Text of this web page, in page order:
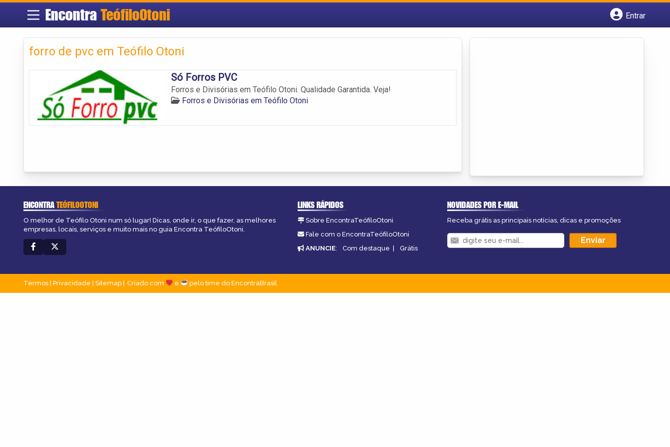
Encontra TeófiloOtoni
Entrar
forro de pvc em Teófilo Otoni
Só Forros PVC
Forros e Divisórias em Teófilo Otoni. Qualidade Garantida. Veja!
Forros e Divisórias em Teófilo Otoni
ENCONTRATEÓFILOOTONI
O melhor de Teófilo Otoni num só lugar! Dicas, onde ir, o que fazer, as melhores
empresas, locais, serviços e muito mais no guia Encontra TeófiloOtoni.
LINKS RÁPIDOS
Sobre EncontraTeófiloOtoni
Fale com o EncontraTeófiloOtoni
ANUNCIE: Com destaque | Grátis
NOVIDADES POR E-MAIL
Receba grátis as principais notícias, dicas e promoções
Termos Privacidade Sitemap Criado com e pelo time do EncontraBrasil